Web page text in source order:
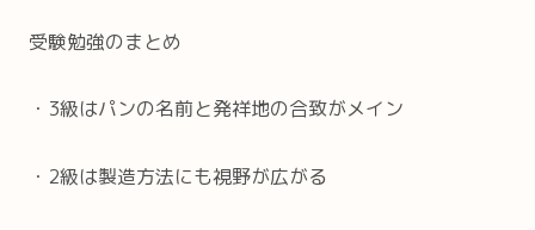
受験勉強のまとめ
・3級はパンの名前と発祥地の合致がメイン
・2級は製造方法にも視野が広がる